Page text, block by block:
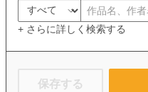
+ さらに詳しく検索する
保存する